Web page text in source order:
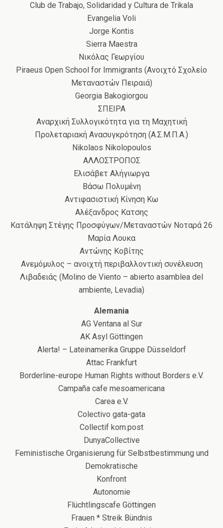
Club de Trabajo, Solidaridad y Cultura de Trikala
Evangelia Voli
Jorge Kontis
Sierra Maestra
Νικόλας Γεωργίου
Piraeus Open School for Immigrants (Ανοιχτό Σχολείο
Μεταναστών Πειραιά)
Georgia Bakogiorgou
ΣΠΕΙΡΑ
Αναρχική Συλλογικότητα για τη Μαχητική
Προλεταριακή Ανασυγκρότηση (Α.Σ.Μ.Π.Α.)
Nikolaos Nikolopoulos
ΑΛΛΟΣΤΡΟΠΟΣ
Ελισάβετ Αλήγιωργα
Βάσω Πολυμένη
Αντιφασιστική Κίνηση Κω
Αλέξανδρος Κατσης
Κατάληψη Στέγης Προσφύγων/Μεταναστών Νοταρά 26
Μαρία Λουκα
Αντώνης Κοβίτης
Ανεμόμυλος – ανοιχτή περιβαλλοντική συνέλευση
Λιβαδειάς (Molino de Viento – abierto asamblea del
ambiente, Levadia)
Alemania
AG Ventana al Sur
AK Asyl Göttingen
Alerta! – Lateinamerika Gruppe Düsseldorf
Attac Frankfurt
Borderline-europe Human Rights without Borders e.V.
Campaña cafe mesoamericana
Carea e.V.
Colectivo gata-gata
Collectif kom.post
DunyaCollective
Feministische Organisierung für Selbstbestimmung und
Demokratische
Konfront
Autonomie
Flüchtlingscafe Göttingen
Frauen * Streik Bündnis